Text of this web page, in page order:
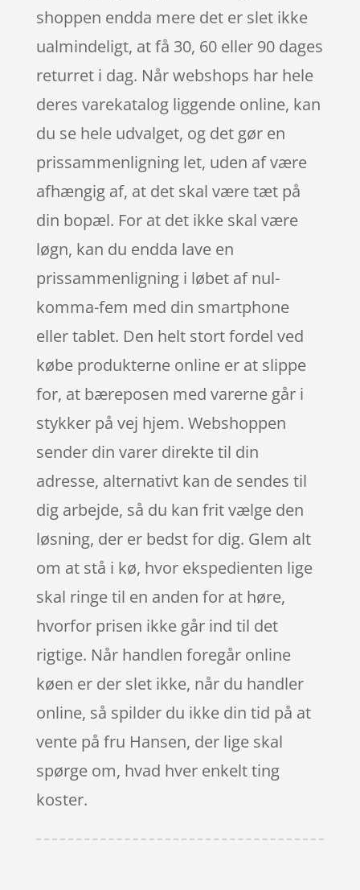
shoppen endda mere det er slet ikke
ualmindeligt, at få 30, 60 eller 90 dages
returret i dag. Når webshops har hele
deres varekatalog liggende online, kan
du se hele udvalget, og det gør en
prissammenligning let, uden af være
afhængig af, at det skal være tæt på
din bopæl. For at det ikke skal være
løgn, kan du endda lave en
prissammenligning i løbet af nul-
komma-fem med din smartphone
eller tablet. Den helt stort fordel ved
købe produkterne online er at slippe
for, at bæreposen med varerne går i
stykker på vej hjem. Webshoppen
sender din varer direkte til din
adresse, alternativt kan de sendes til
dig arbejde, så du kan frit vælge den
løsning, der er bedst for dig. Glem alt
om at stå i kø, hvor ekspedienten lige
skal ringe til en anden for at høre,
hvorfor prisen ikke går ind til det
rigtige. Når handlen foregår online
køen er der slet ikke, når du handler
online, så spilder du ikke din tid på at
vente på fru Hansen, der lige skal
spørge om, hvad hver enkelt ting
koster.